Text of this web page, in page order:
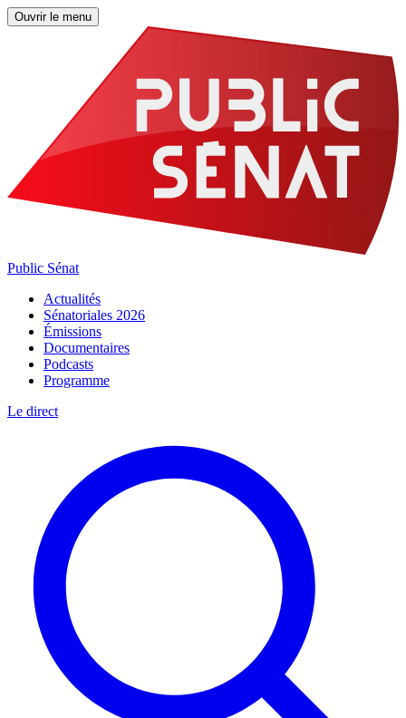
Ouvrir le menu
Public Sénat
Actualités
Sénatoriales 2026
Émissions
Documentaires
Podcasts
Programme
Le direct